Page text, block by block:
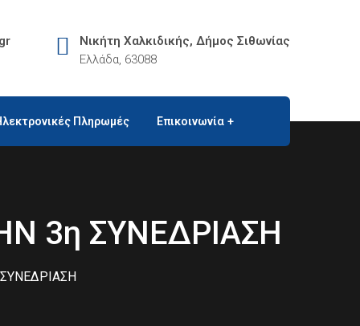
Νικήτη Χαλκιδικής, Δήμος Σιθωνίας
Ελλάδα, 63088
Πληρωμές Επικοινωνία
3η ΣΥΝΕΔΡΙΑΣΗ